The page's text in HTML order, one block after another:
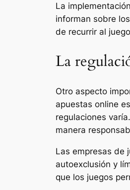
La
informan sobre
de recurrir al
La
Otro aspecto
apuestas online
regulaciones
manera
Las empresas de
autoexclusión y
que los juegos